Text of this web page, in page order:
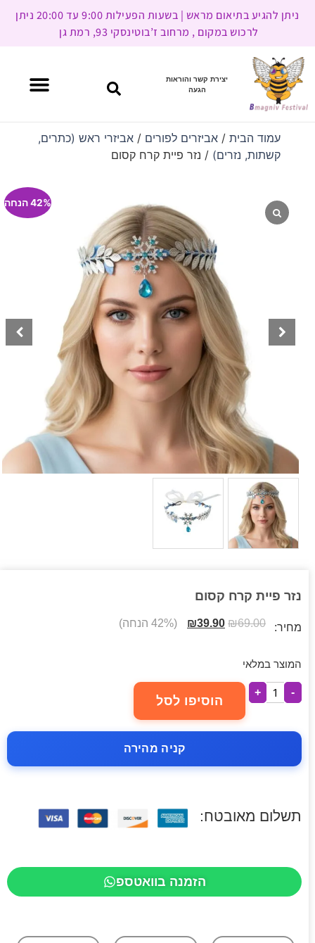
ניתן להגיע בתיאום מראש | בשעות הפעילות 9:00 עד 20:00 ניתן
לרכוש במקום , מרחוב ז’בוטינסקי 93, רמת גן
יצירת קשר והוראות
הגעה
עמוד הבית/ אביזרים לפורים / אביזרי ראש (כתרים,
קשתות, נזרים) / נזר פיית קרח קסום
42% הנחה
נזר פיית קרח קסום
מחיר: ₪69.00
₪39.90 (42% הנחה)
המוצר במלאי
-
+
הוסיפו לסל
קניה מהירה
תשלום מאובטח:
הזמנה בוואטספ